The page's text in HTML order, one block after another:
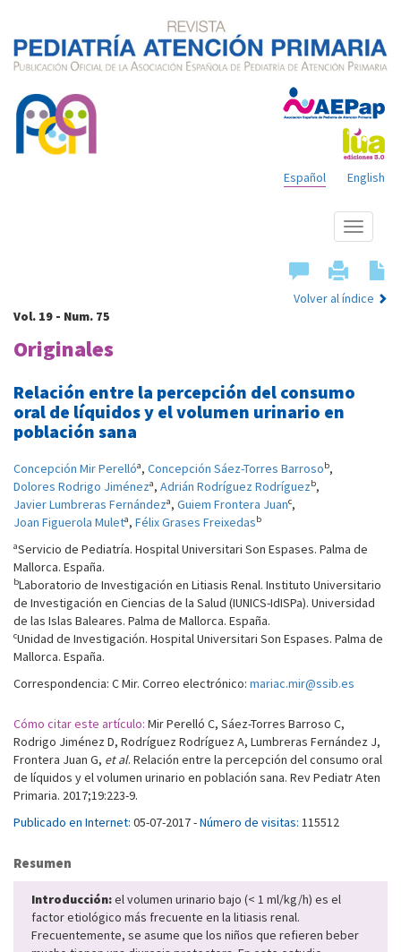
English
Español
Mostrar
menú
Volver al índice
Vol. 19 - Num. 75
Originales
Relación entre la percepción del consumo
oral de líquidos y el volumen urinario en
población sana
Concepción Mir Perellóa, Concepción Sáez-Torres Barrosob,
Dolores Rodrigo Jiméneza, Adrián Rodríguez Rodríguezb,
Javier Lumbreras Fernándeza, Guiem Frontera Juanc,
Joan Figuerola Muleta, Félix Grases Freixedasb
aServicio de Pediatría. Hospital Universitari Son Espases. Palma de
Mallorca. España.
bLaboratorio de Investigación en Litiasis Renal. Instituto Universitario
de Investigación en Ciencias de la Salud (IUNICS-IdISPa). Universidad
de las Islas Baleares. Palma de Mallorca. España.
cUnidad de Investigación. Hospital Universitari Son Espases. Palma de
Mallorca. España.
Correspondencia: C Mir. Correo electrónico: mariac.mir@ssib.es
Cómo citar este artículo: Mir Perelló C, Sáez-Torres Barroso C,
Rodrigo Jiménez D, Rodríguez Rodríguez A, Lumbreras Fernández J,
Frontera Juan G, et al. Relación entre la percepción del consumo oral
de líquidos y el volumen urinario en población sana. Rev Pediatr Aten
Primaria. 2017;19:223-9.
Publicado en Internet: 05-07-2017 -Número de visitas: 115512
Resumen
Introducción:el volumen urinario bajo (< 1 ml/kg/h) es el
factor etiológico más frecuente en la litiasis renal.
Frecuentemente, se asume que los niños que refieren beber